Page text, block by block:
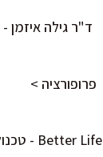
ד"ר גילה איזמן
פרופורציה >
Better Life - טכנולוגיות רפואיות משנות חיים >